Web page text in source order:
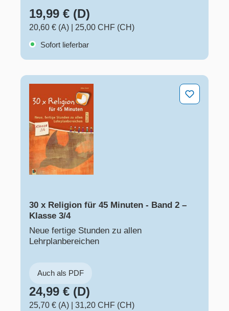
19,99 € (D)
20,60 € (A)
25,00 CHF (CH)
Sofort lieferbar
30 x Religion für 45 Minuten - Band 2 – Klasse 3/4
30 x Religion für 45 Minuten - Band 2 –
Klasse 3/4
Neue fertige Stunden zu allen
Lehrplanbereichen
Auch als PDF
24,99 € (D)
25,70 € (A)
31,20 CHF (CH)